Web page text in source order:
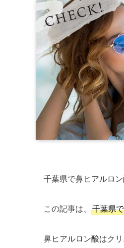
千葉県で鼻ヒアルロ
この記事は、 千葉県
鼻ヒアルロン酸はク